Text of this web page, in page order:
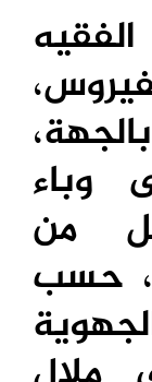
وباء
من
حسب